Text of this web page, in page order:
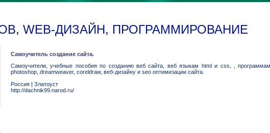
WEB-ДИЗАЙН, ПРОГРАММИРОВАНИЕ
Самоучитель создание сайта.
Самоучители, учебные пособия по созданию веб сайта, веб языкам html и css, , программам
photoshop, dreamweaver, coreldraw, веб-дизайну и seo оптимизации сайта.
Россия | Златоуст
http://dachnik99.narod.ru/